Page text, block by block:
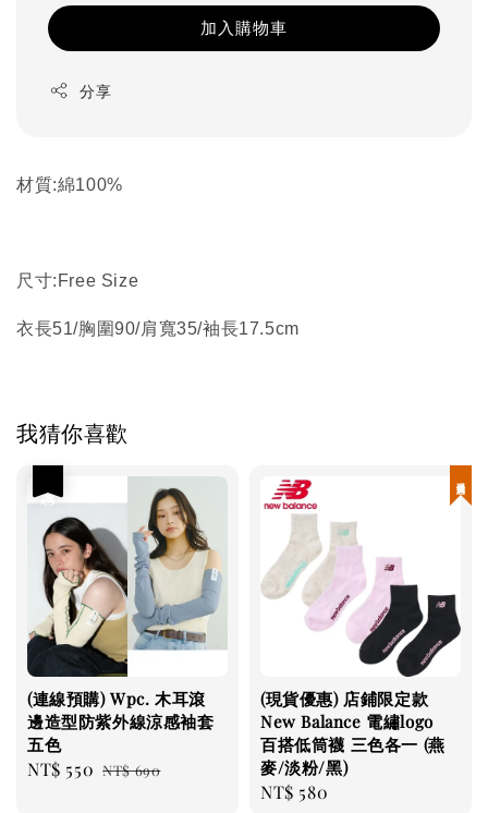
加入購物車
分享
材質:綿100%
尺寸:Free Size
衣長51/胸圍90/肩寬35/袖長17.5cm
我猜你喜歡
(連線預購) Wpc. 木耳滾
邊造型防紫外線涼感袖套
五色
Sale
NT$ 550 Regular
NT$ 690
(現貨優惠) 店鋪限定款
New Balance 電繡logo
百搭低筒襪 三色各一 (燕
麥/淡粉/黑)
Regular
NT$ 580